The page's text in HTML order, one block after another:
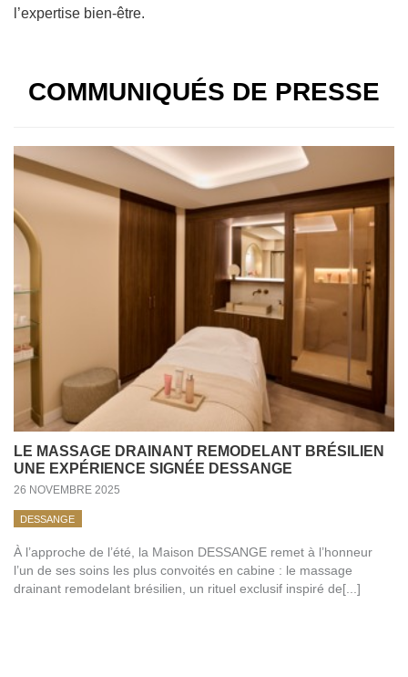
l’expertise bien-être.
COMMUNIQUÉS DE PRESSE
LE MASSAGE DRAINANT REMODELANT BRÉSILIEN
UNE EXPÉRIENCE SIGNÉE DESSANGE
26 NOVEMBRE 2025
DESSANGE
À l’approche de l’été, la Maison DESSANGE remet à l’honneur
l’un de ses soins les plus convoités en cabine : le massage
drainant remodelant brésilien, un rituel exclusif inspiré de[...]